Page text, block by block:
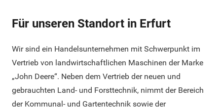
Für unseren Standort in Erfurt
Wir sind ein Handelsunternehmen mit Schwerpunkt im
Vertrieb von landwirtschaftlichen Maschinen der Marke
„John Deere“. Neben dem Vertrieb der neuen und
gebrauchten Land- und Forsttechnik, nimmt der Bereich
der Kommunal- und Gartentechnik sowie der